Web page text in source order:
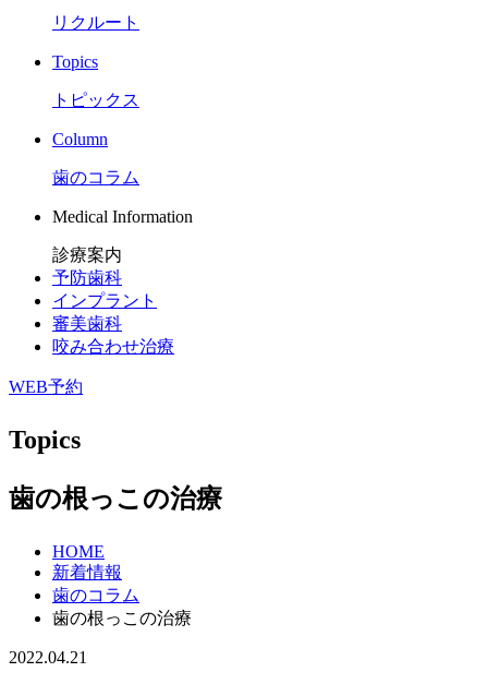
リクルート
Topics
トピックス
Column
歯のコラム
Medical Information
診療案内
予防歯科
インプラント
審美歯科
咬み合わせ治療
WEB予約
Topics
歯の根っこの治療
HOME
新着情報
歯のコラム
歯の根っこの治療
2022.04.21